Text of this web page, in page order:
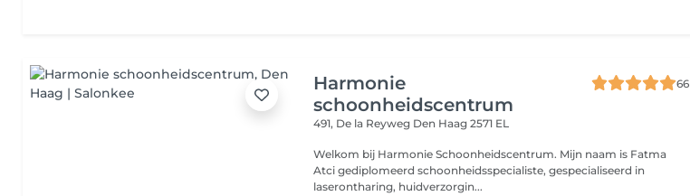
Harmonie
schoonheidscentrum
66
491, De la Reyweg Den Haag 2571 EL
Welkom bij Harmonie Schoonheidscentrum. Mijn naam is Fatma
Atci gediplomeerd schoonheidsspecialiste, gespecialiseerd in
laserontharing, huidverzorgin...